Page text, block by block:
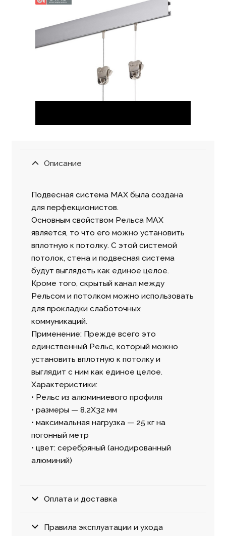
Описание
Подвесная система MAX была создана
для перфекционистов.
Основным свойством Рельса MAX
является, то что его можно установить
вплотную к потолку. С этой системой
потолок, стена и подвесная система
будут выглядеть как единое целое.
Кроме того, скрытый канал между
Рельсом и потолком можно использовать
для прокладки слаботочных
коммуникаций.
Применение: Прежде всего это
единственный Рельс, который можно
установить вплотную к потолку и
выглядит с ним как единое целое.
Характеристики:
• Рельс из алюминиевого профиля
• размеры — 8.2X32 мм
• максимальная нагрузка — 25 кг на
погонный метр
• цвет: серебряный (анодированный
алюминий)
Оплата и доставка
Правила эксплуатации и ухода